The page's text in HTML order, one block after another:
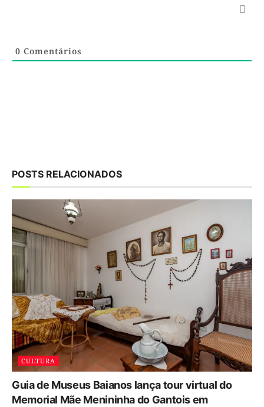
0 Comentários
POSTS RELACIONADOS
CULTURA
Guia de Museus Baianos lança tour virtual do
Memorial Mãe Menininha do Gantois em